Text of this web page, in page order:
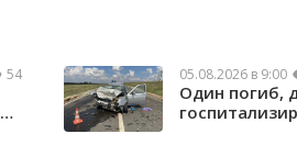
54 05.08.2026 в 9:00
Один погиб,